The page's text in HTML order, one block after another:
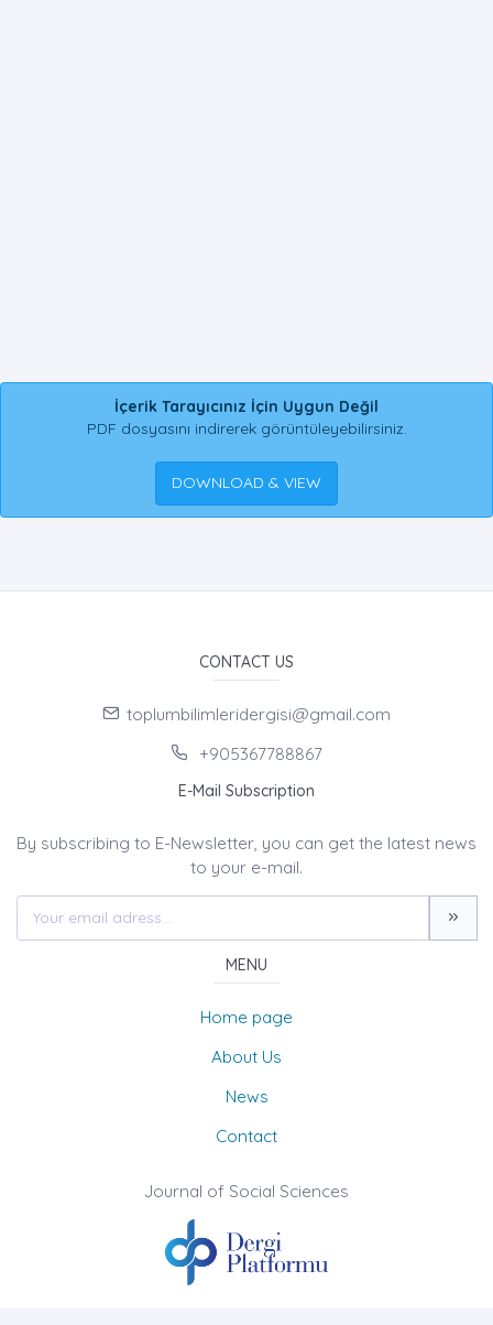
İçerik Tarayıcınız İçin Uygun Değil
PDF dosyasını indirerek görüntüleyebilirsiniz.
DOWNLOAD & VIEW
CONTACT US
toplumbilimleridergisi@gmail.com
+905367788867
E-Mail Subscription
By subscribing to E-Newsletter, you can get the latest news
to your e-mail.
MENU
Home page
About Us
News
Contact
Journal of Social Sciences